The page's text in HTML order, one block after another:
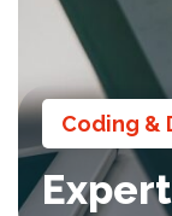
Coding &